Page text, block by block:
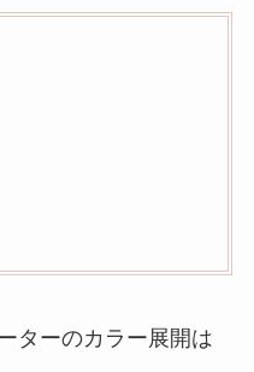
ターのカラー展開は